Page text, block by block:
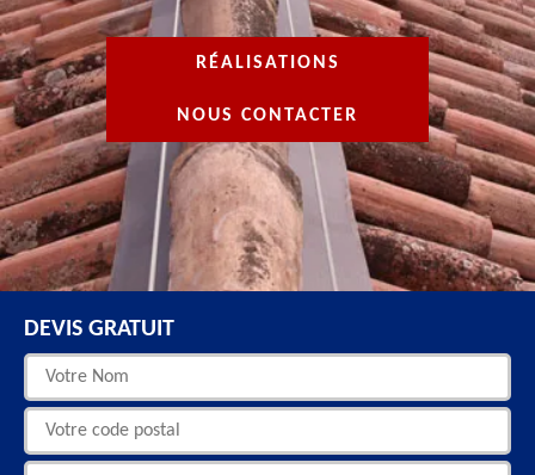
RÉALISATIONS
NOUS CONTACTER
DEVIS GRATUIT